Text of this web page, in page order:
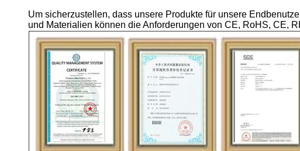
Um sicherzustellen, dass unsere Produkte für unsere
und Materialien können die Anforderungen von CE, RoHS, CE,